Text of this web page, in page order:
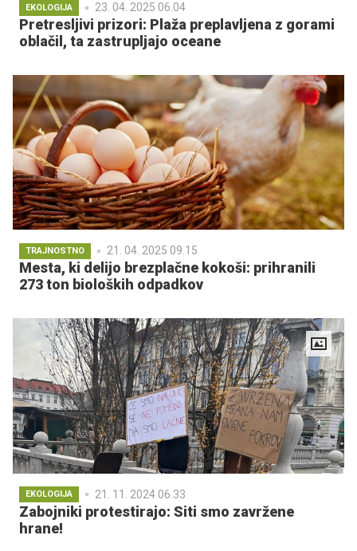
EKOLOGIJA 23. 04. 2025 06.04
Pretresljivi prizori: Plaža preplavljena z gorami
oblačil, ta zastrupljajo oceane
TRAJNOSTNO 21. 04. 2025 09.15
Mesta, ki delijo brezplačne kokoši: prihranili
273 ton bioloških odpadkov
EKOLOGIJA 21. 11. 2024 06.33
Zabojniki protestirajo: Siti smo zavržene
hrane!